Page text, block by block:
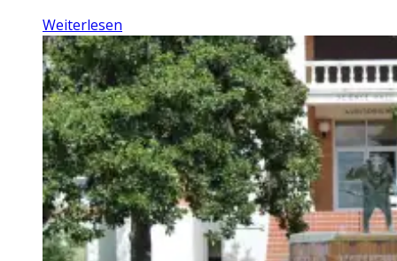
Weiterlesen